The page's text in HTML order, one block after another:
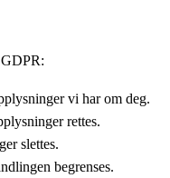
vi har om deg.
rettes.
slettes.
begrenses.